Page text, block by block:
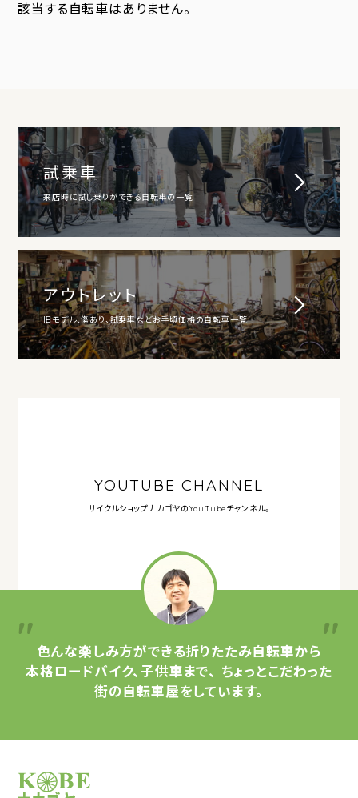
該当する自転車はありません。
試乗車
来店時に試し乗りができる自転車の一覧
アウトレット
旧モデル、傷あり、試乗車などお手頃価格の自転車一覧
YOUTUBE CHANNEL
サイクルショップナカゴヤのYouTubeチャンネル。
色んな楽しみ方ができる折りたたみ自転車から
本格ロードバイク、子供車まで、 ちょっとこだわった
街の自転車屋をしています。
サイクルショップナカゴヤ